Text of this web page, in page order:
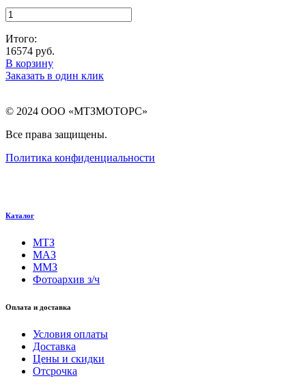
Итого:
16574 руб.
В корзину
Заказать в один клик
© 2024 ООО «МТЗМОТОРС»
Все права защищены.
Политика конфиденциальности
Каталог
МТЗ
МАЗ
ММЗ
Фотоархив з/ч
Оплата и доставка
Условия оплаты
Доставка
Цены и скидки
Отсрочка